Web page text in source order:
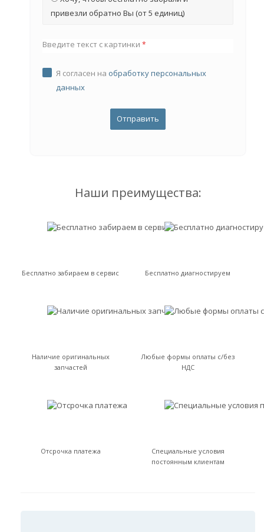
привезли обратно Вы (от 5 единиц)
Введите текст с картинки *
Я согласен на обработку персональных
данных
Наши преимущества:
Бесплатно забираем в сервис Бесплатно диагностируем
Наличие оригинальных
запчастей
Любые формы оплаты с/без
НДС
Отсрочка платежа
Специальные условия
постоянным клиентам